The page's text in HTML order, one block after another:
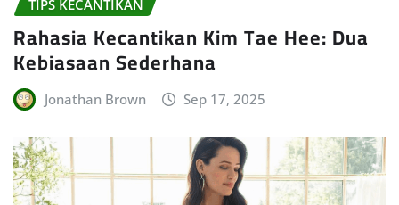
TIPS KECANTIKAN
Rahasia Kecantikan Kim Tae Hee: Dua
Kebiasaan Sederhana
Jonathan Brown Sep 17, 2025